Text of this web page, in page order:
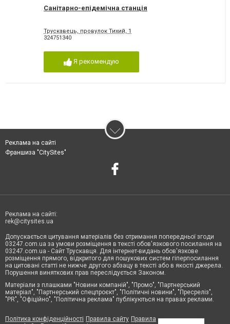
Санітарно-епідемічна станція
Трускавець, провулок Тихий, 1
324751340
Я рекомендую
Реклама на сайті
Франшиза "CitySites"
Реклама на сайті:
rek@citysites.ua
Допускається цитування матеріалів без отримання попередньої згоди
03247.com.ua за умови розміщення в тексті обов'язкового посилання на
03247.com.ua - Сайт Трускавця. Для інтернет-видань обов'язкове
розміщення прямого, відкритого для пошукових систем гіперпосилання
на цитовані статті не нижче другого абзацу в тексті або в якості джерела.
Порушення виняткових прав переслідується Законом.
Матеріали з плашками "Новини компаній", "Промо", "Партнерський
матеріал", "Партнерський спецпроєкт", "Політичні новини", "Пресреліз",
"PR", "Офіційно", "Політична реклама" публікуються на правах реклами.
Політика конфіденційності Правила сайту Правила